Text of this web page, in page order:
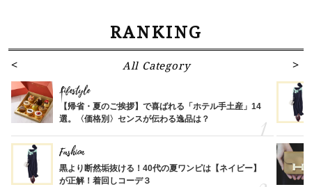
RANKING
All Category
Lifestyle
【帰省・夏のご挨拶】で喜ばれる「ホテル手土産」14
選。〈価格別〉センスが伝わる逸品は？
Fashion
黒より断然垢抜ける！40代の夏ワンピは【ネイビー】
が正解！着回しコーデ３